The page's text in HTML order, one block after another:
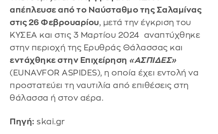
απέπλευσε από το Ναύσταθμο της Σαλαμίνας
στις 26 Φεβρουαρίου, μετά την έγκριση του
ΚΥΣΕΑ και στις 3 Μαρτίου 2024 αναπτύχθηκε
στην περιοχή της Ερυθράς Θάλασσας και
εντάχθηκε στην Επιχείρηση «ΑΣΠΙΔΕΣ»
(EUNAVFOR ASPIDES), η οποία έχει εντολή να
προστατεύει τη ναυτιλία από επιθέσεις στη
θάλασσα ή στον αέρα.
Πηγή: skai.gr